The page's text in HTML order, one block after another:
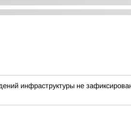
инфраструктуры не